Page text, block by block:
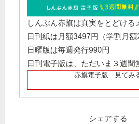
しんぶん赤旗は真実をとどける
日刊紙は月額3497円（学割月額
日曜版は毎週発行990円
日刊電子版は、ただいま３週間
赤旗電子版 見てみ
シェアする